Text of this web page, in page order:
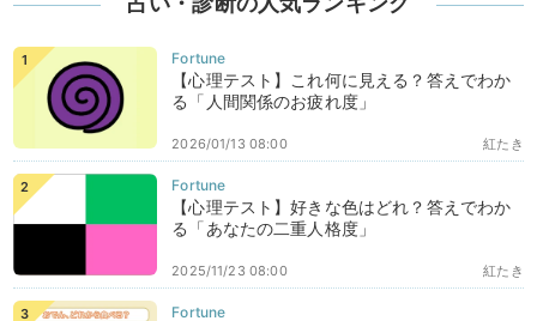
【心理テスト】これ何に見える？答えでわか
る「人間関係のお疲れ度」
紅たき
2026/01/13 08:00
【心理テスト】好きな色はどれ？答えでわか
る「あなたの二重人格度」
紅たき
2025/11/23 08:00